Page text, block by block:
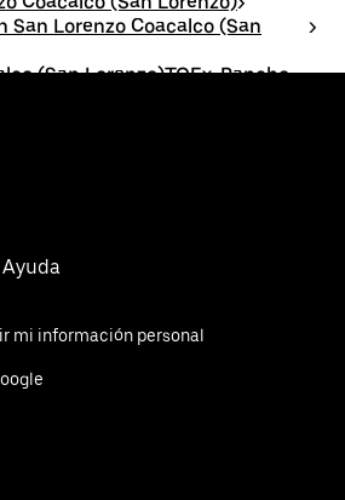
San Lorenzo Coacalco (San
>
(San Lorenzo)TOEx-Rancho
mi información personal